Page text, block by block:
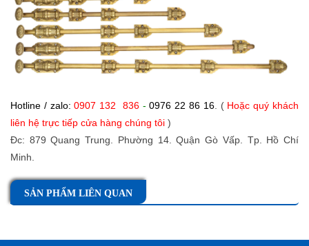
Hotline / zalo: 0907 132 836-0976 22 86 16. ( Hoặc quý khách
liên hệ trực tiếp cửa hàng chúng tôi )
Đc: 879 Quang Trung. Phường 14. Quận Gò Vấp. Tp. Hồ Chí
Minh.
SẢN PHẨM LIÊN QUAN